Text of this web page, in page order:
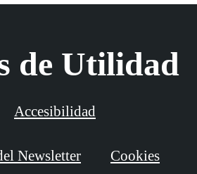
de Utilidad
Accesibilidad
Newsletter Cookies